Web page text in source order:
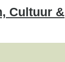
Cultuur &